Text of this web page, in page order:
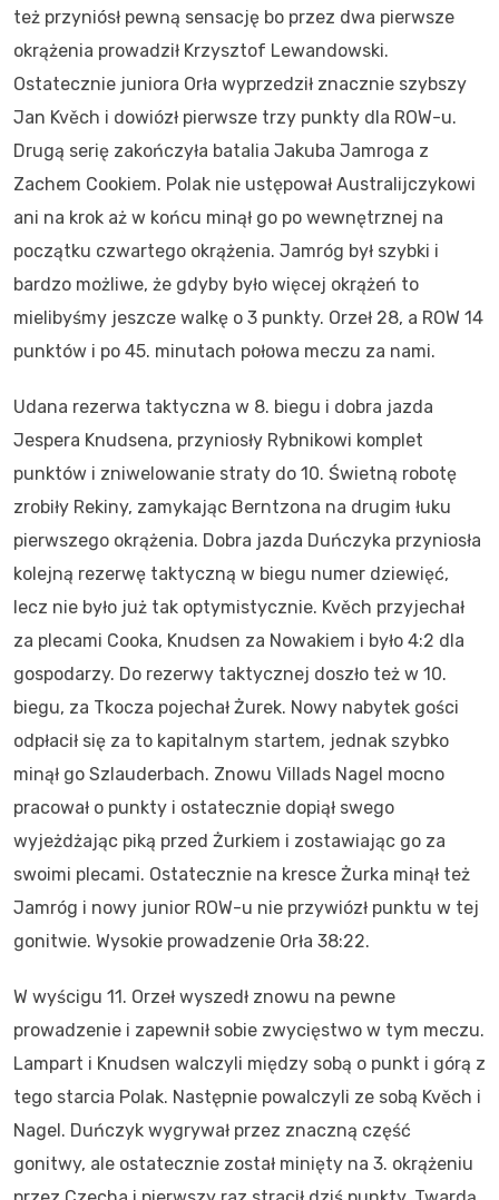
też przyniósł pewną sensację bo przez dwa pierwsze
okrążenia prowadził Krzysztof Lewandowski.
Ostatecznie juniora Orła wyprzedził znacznie szybszy
Jan Kvěch i dowiózł pierwsze trzy punkty dla ROW-u.
Drugą serię zakończyła batalia Jakuba Jamroga z
Zachem Cookiem. Polak nie ustępował Australijczykowi
ani na krok aż w końcu minął go po wewnętrznej na
początku czwartego okrążenia. Jamróg był szybki i
bardzo możliwe, że gdyby było więcej okrążeń to
mielibyśmy jeszcze walkę o 3 punkty. Orzeł 28, a ROW 14
punktów i po 45. minutach połowa meczu za nami.
Udana rezerwa taktyczna w 8. biegu i dobra jazda
Jespera Knudsena, przyniosły Rybnikowi komplet
punktów i zniwelowanie straty do 10. Świetną robotę
zrobiły Rekiny, zamykając Berntzona na drugim łuku
pierwszego okrążenia. Dobra jazda Duńczyka przyniosła
kolejną rezerwę taktyczną w biegu numer dziewięć,
lecz nie było już tak optymistycznie. Kvěch przyjechał
za plecami Cooka, Knudsen za Nowakiem i było 4:2 dla
gospodarzy. Do rezerwy taktycznej doszło też w 10.
biegu, za Tkocza pojechał Żurek. Nowy nabytek gości
odpłacił się za to kapitalnym startem, jednak szybko
minął go Szlauderbach. Znowu Villads Nagel mocno
pracował o punkty i ostatecznie dopiął swego
wyjeżdżając piką przed Żurkiem i zostawiając go za
swoimi plecami. Ostatecznie na kresce Żurka minął też
Jamróg i nowy junior ROW-u nie przywiózł punktu w tej
gonitwie. Wysokie prowadzenie Orła 38:22.
W wyścigu 11. Orzeł wyszedł znowu na pewne
prowadzenie i zapewnił sobie zwycięstwo w tym meczu.
Lampart i Knudsen walczyli między sobą o punkt i górą z
tego starcia Polak. Następnie powalczyli ze sobą Kvěch i
Nagel. Duńczyk wygrywał przez znaczną część
gonitwy, ale ostatecznie został minięty na 3. okrążeniu